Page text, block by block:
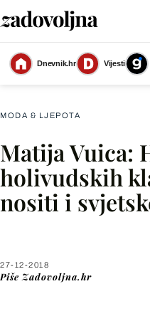
Dnevnik.hr Vijesti
Matija Vuica predstavila novu
Upon A
MODA & LJEPOTA
Matija Vuica:
holivudskih
nositi i
27-12-2018
Piše Zadovoljna.hr
Facebook
X